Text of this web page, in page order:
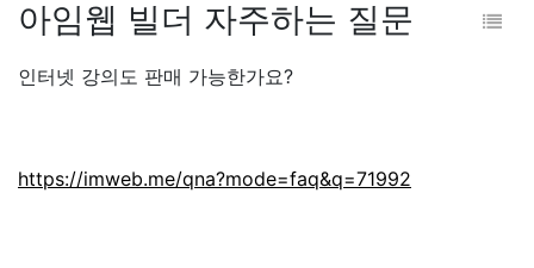
아임웹 빌더 자주하는 질문
인터넷 강의도 판매 가능한가요?
https://imweb.me/qna?mode=faq&q=71992